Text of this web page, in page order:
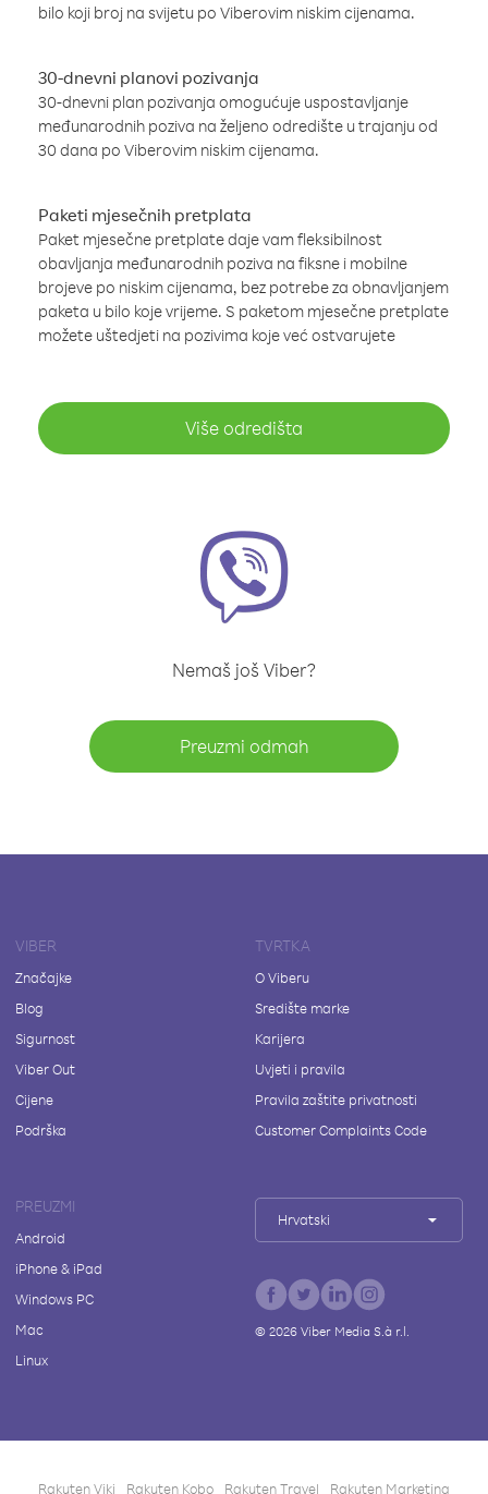
bilo koji broj na svijetu po Viberovim niskim cijenama.
30-dnevni planovi pozivanja
30-dnevni plan pozivanja omogućuje uspostavljanje
međunarodnih poziva na željeno odredište u trajanju od
30 dana po Viberovim niskim cijenama.
Paketi mjesečnih pretplata
Paket mjesečne pretplate daje vam fleksibilnost
obavljanja međunarodnih poziva na fiksne i mobilne
brojeve po niskim cijenama, bez potrebe za obnavljanjem
paketa u bilo koje vrijeme. S paketom mjesečne pretplate
možete uštedjeti na pozivima koje već ostvarujete
Više odredišta
Nemaš još Viber?
Preuzmi odmah
VIBER
Značajke
Blog
Sigurnost
Viber Out
Cijene
Podrška
TVRTKA
O Viberu
Središte marke
Karijera
Uvjeti i pravila
Pravila zaštite privatnosti
Customer Complaints Code
PREUZMI
Android
iPhone & iPad
Windows PC
Mac
Linux
Hrvatski
© 2026Viber Media S.à r.l.
Rakuten Viki Rakuten Kobo Rakuten Travel Rakuten Marketing